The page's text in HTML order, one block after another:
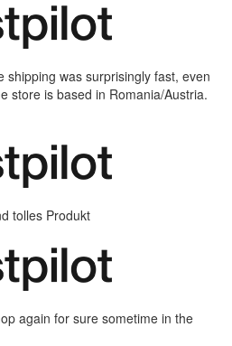
shipping was surprisingly fast, even
store is based in Romania/Austria.
tolles Produkt
again for sure sometime in the